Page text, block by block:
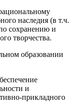
наследия (в т.ч.
сохранению и
творчества.
образовании
и
прикладного